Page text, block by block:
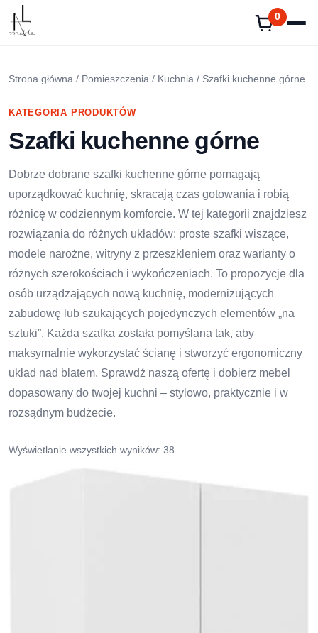
Przejdź
treści
0
Strona główna / Pomieszczenia / Kuchnia / Szafki kuchenne górne
KATEGORIA PRODUKTÓW
Szafki kuchenne górne
Dobrze dobrane szafki kuchenne górne pomagają
uporządkować kuchnię, skracają czas gotowania i robią
różnicę w codziennym komforcie. W tej kategorii znajdziesz
rozwiązania do różnych układów: proste szafki wiszące,
modele narożne, witryny z przeszkleniem oraz warianty o
różnych szerokościach i wykończeniach. To propozycje dla
osób urządzających nową kuchnię, modernizujących
zabudowę lub szukających pojedynczych elementów „na
sztuki”. Każda szafka została pomyślana tak, aby
maksymalnie wykorzystać ścianę i stworzyć ergonomiczny
układ nad blatem. Sprawdź naszą ofertę i dobierz mebel
dopasowany do twojej kuchni – stylowo, praktycznie i w
rozsądnym budżecie.
Wyświetlanie wszystkich wyników: 38